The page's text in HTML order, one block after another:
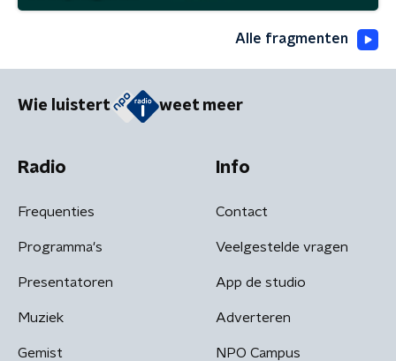
Alle fragmenten
Wie luistert weet meer
Radio
Frequenties
Programma's
Presentatoren
Muziek
Gemist
Info
Contact
Veelgestelde vragen
App de studio
Adverteren
NPO Campus